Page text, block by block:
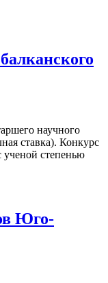
научного
ставка). Конкурс
ученой степенью
Юго-